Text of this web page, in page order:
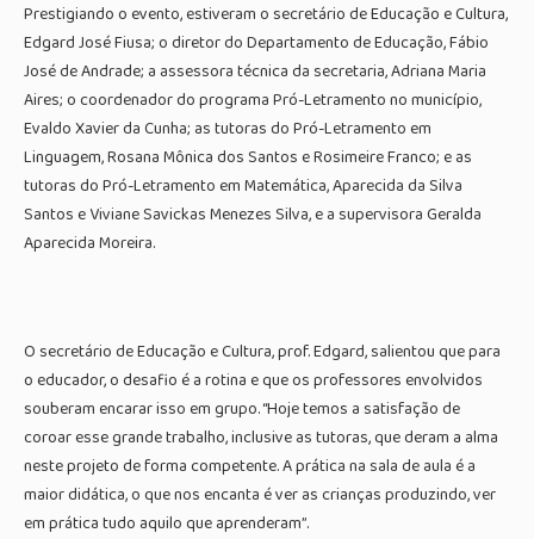
Prestigiando o evento, estiveram o secretário de Educação e Cultura,
Edgard José Fiusa; o diretor do Departamento de Educação, Fábio
José de Andrade; a assessora técnica da secretaria, Adriana Maria
Aires; o coordenador do programa Pró-Letramento no município,
Evaldo Xavier da Cunha; as tutoras do Pró-Letramento em
Linguagem, Rosana Mônica dos Santos e Rosimeire Franco; e as
tutoras do Pró-Letramento em Matemática, Aparecida da Silva
Santos e Viviane Savickas Menezes Silva, e a supervisora Geralda
Aparecida Moreira.
O secretário de Educação e Cultura, prof. Edgard, salientou que para
o educador, o desafio é a rotina e que os professores envolvidos
souberam encarar isso em grupo. “Hoje temos a satisfação de
coroar esse grande trabalho, inclusive as tutoras, que deram a alma
neste projeto de forma competente. A prática na sala de aula é a
maior didática, o que nos encanta é ver as crianças produzindo, ver
em prática tudo aquilo que aprenderam”.